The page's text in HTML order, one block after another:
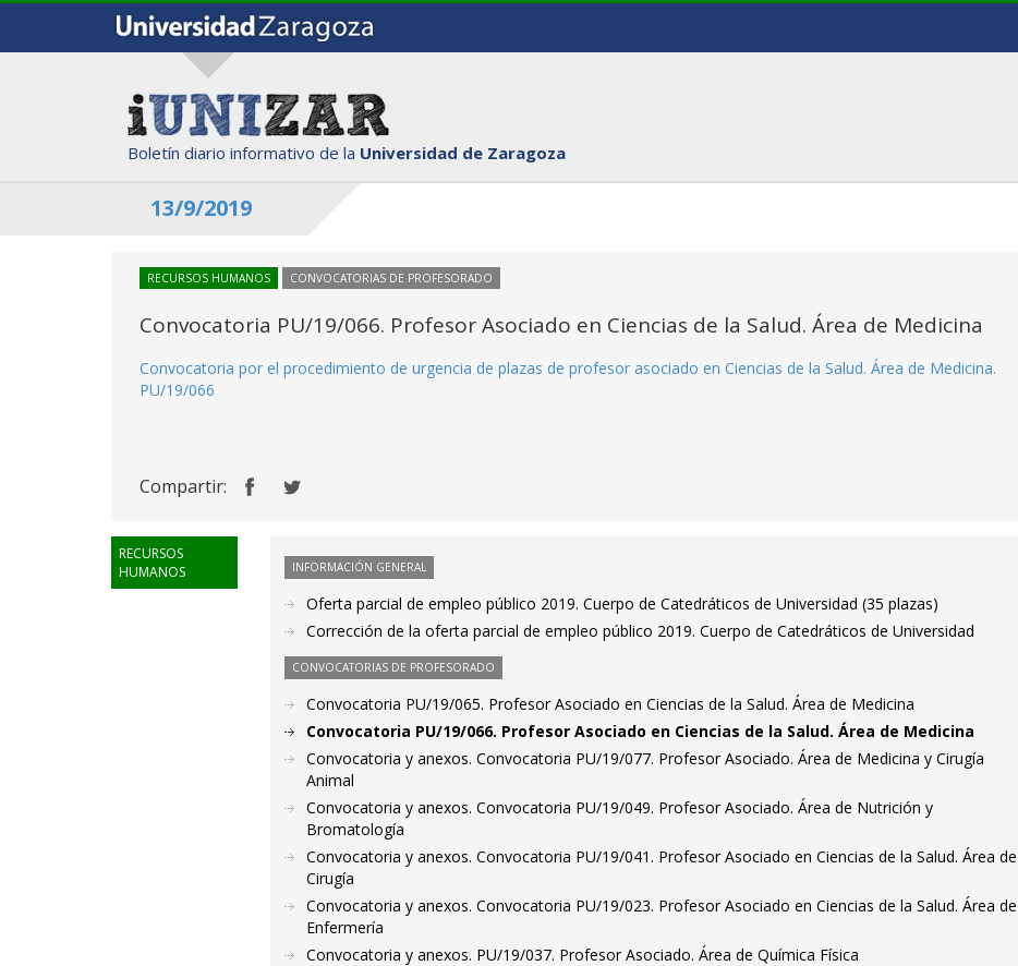
Boletín diario informativo de la Universidad de Zaragoza
13/9/2019
RECURSOS HUMANOS CONVOCATORIAS DE PROFESORADO
Convocatoria PU/19/066. Profesor Asociado en Ciencias de la Salud. Área de Medicina
Convocatoria por el procedimiento de urgencia de plazas de profesor asociado en Ciencias de la Salud. Área de Medicina.
PU/19/066
Compartir:
RECURSOS
HUMANOS
INFORMACIÓN GENERAL
Oferta parcial de empleo público 2019. Cuerpo de Catedráticos de Universidad (35 plazas)
Corrección de la oferta parcial de empleo público 2019. Cuerpo de Catedráticos de Universidad
CONVOCATORIAS DE PROFESORADO
Convocatoria PU/19/065. Profesor Asociado en Ciencias de la Salud. Área de Medicina
Convocatoria PU/19/066. Profesor Asociado en Ciencias de la Salud. Área de Medicina
Convocatoria y anexos. Convocatoria PU/19/077. Profesor Asociado. Área de Medicina y Cirugía
Animal
Convocatoria y anexos. Convocatoria PU/19/049. Profesor Asociado. Área de Nutrición y
Bromatología
Convocatoria y anexos. Convocatoria PU/19/041. Profesor Asociado en Ciencias de la Salud. Área de
Cirugía
Convocatoria y anexos. Convocatoria PU/19/023. Profesor Asociado en Ciencias de la Salud. Área de
Enfermería
Convocatoria y anexos. PU/19/037. Profesor Asociado. Área de Química Física